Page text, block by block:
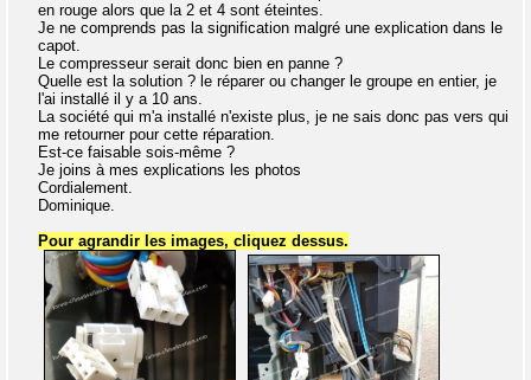
en rouge alors que la 2 et 4 sont éteintes.
Je ne comprends pas la signification malgré une explication dans le
capot.
Le compresseur serait donc bien en panne ?
Quelle est la solution ? le réparer ou changer le groupe en entier, je
l'ai installé il y a 10 ans.
La société qui m'a installé n'existe plus, je ne sais donc pas vers qui
me retourner pour cette réparation.
Est-ce faisable sois-même ?
Je joins à mes explications les photos
Cordialement.
Dominique.
Pour agrandir les images, cliquez dessus.